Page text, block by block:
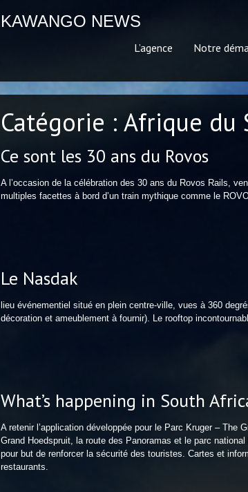
KAWANGO NEWS
L’agence Notre
Catégorie : Afrique du
Ce sont les 30 ans du Rovos
A l’occasion de la célébration des 30 ans du Rovos Rails,
multiples facettes à bord d’un train mythique comme le
Le Nasdak
lieu événementiel situé en plein centre-ville, vues à 360
décoration et ameublement à fournir). Le rooftop
What’s happening in South
A retenir l’application développée pour le Parc Kruger – The
Grand Hoedspruit, la route des Panoramas et le parc
pour but de renforcer la sécurité des touristes. Cartes et
restaurants.